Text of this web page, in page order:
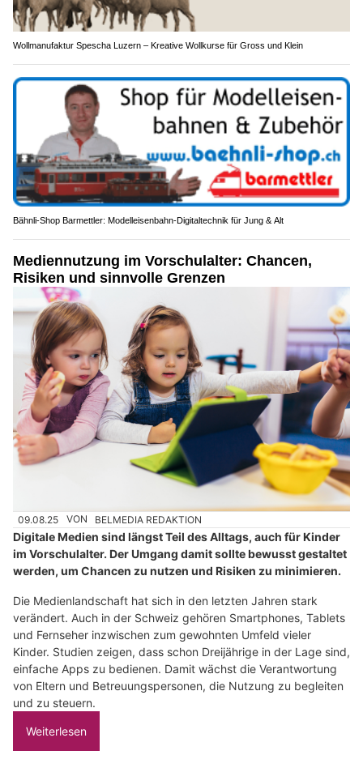
Wollmanufaktur Spescha Luzern – Kreative Wollkurse für Gross und Klein
Bähnli-Shop Barmettler: Modelleisenbahn-Digitaltechnik für Jung & Alt
Mediennutzung im Vorschulalter: Chancen,
Risiken und sinnvolle Grenzen
09.08.25 VON BELMEDIA REDAKTION
Digitale Medien sind längst Teil des Alltags, auch für Kinder
im Vorschulalter. Der Umgang damit sollte bewusst gestaltet
werden, um Chancen zu nutzen und Risiken zu minimieren.
Die Medienlandschaft hat sich in den letzten Jahren stark
verändert. Auch in der Schweiz gehören Smartphones, Tablets
und Fernseher inzwischen zum gewohnten Umfeld vieler
Kinder. Studien zeigen, dass schon Dreijährige in der Lage sind,
einfache Apps zu bedienen. Damit wächst die Verantwortung
von Eltern und Betreuungspersonen, die Nutzung zu begleiten
und zu steuern.
Weiterlesen